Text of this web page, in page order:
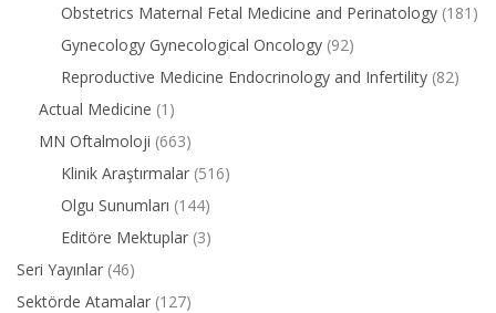
Obstetrics Maternal Fetal Medicine and Perinatology (181)
Gynecology Gynecological Oncology (92)
Reproductive Medicine Endocrinology and Infertility (82)
Actual Medicine (1)
MN Oftalmoloji (663)
Klinik Araştırmalar (516)
Olgu Sunumları (144)
Editöre Mektuplar (3)
Seri Yayınlar (46)
Sektörde Atamalar (127)